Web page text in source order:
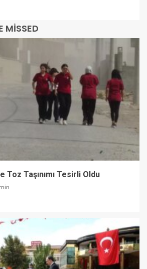
MISSED
Toz Taşınımı Tesirli Oldu